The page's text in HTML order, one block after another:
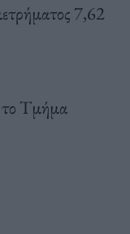
7,62
το Τμήμα